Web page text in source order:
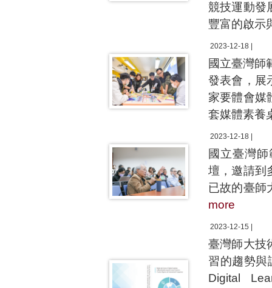
競技運動發
豐富的啟示
2023-12-18 |
國立臺灣師
發表會，展
家要體會媒
套媒體素養
2023-12-18 |
國立臺灣
壇，邀請到
已故的臺師
more
2023-12-15 |
臺灣師大技
習的趨勢與
Digital